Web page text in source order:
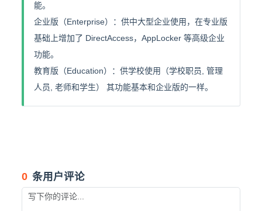
能。
企业版（Enterprise）：供中大型企业使用，在专业版
基础上增加了 DirectAccess，AppLocker 等高级企业
功能。
教育版（Education）：供学校使用（学校职员, 管理
人员, 老师和学生） 其功能基本和企业版的一样。
0 条用户评论